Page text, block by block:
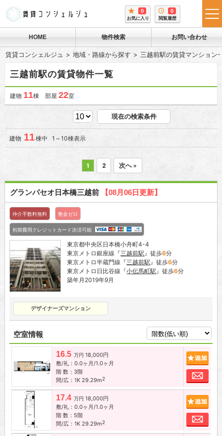
0
お気に入り
0
閲覧履歴
HOME 物件検索 お問い合わせ
賃貸コンシェルジュ 地域・路線から探す 三越前駅の賃貸マンション
三越前駅の賃貸物件一覧
建物 11棟 部屋 22室
現在の検索条件
建物 11棟中 1～10棟表示
1 2 次へ »
グランパセオ日本橋三越前 【08月06日更新】
仲介手数料無料 敷金ゼロ
初期費用クレジットカード決済可能
東京都中央区日本橋小舟町4-4
東京メトロ銀座線『三越前駅』徒歩6分
東京メトロ半蔵門線『三越前駅』徒歩6分
東京メトロ日比谷線『小伝馬町駅』徒歩6分
築年月2019年9月
デザイナーズマンション
空室情報
16.5 万円 18,000円
敷/礼：0.0ヶ月/1.0ヶ月
階 数：3階
間/広：1K 29.29m2
お
17.4 万円 18,000円
敷/礼：0.0ヶ月/1.0ヶ月
階 数：5階
間/広：1K 29.29m2
追加
お